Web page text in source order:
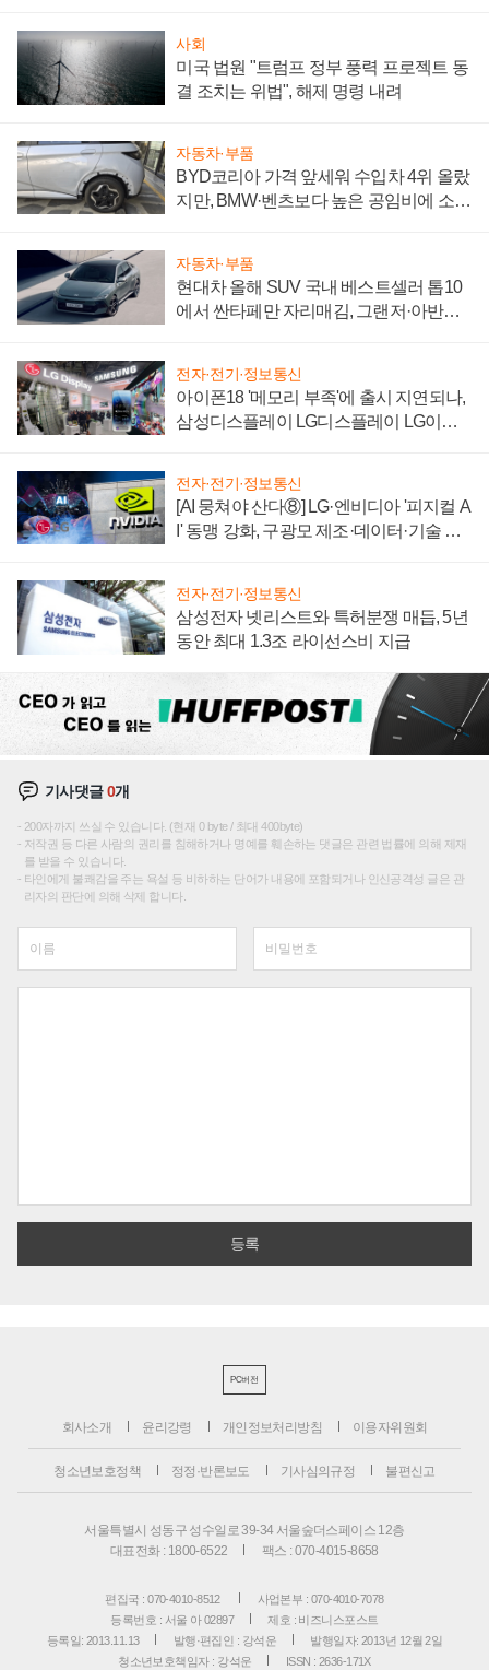
사회
미국 법원 "트럼프 정부 풍력 프로젝트 동
결 조치는 위법", 해제 명령 내려
자동차·부품
BYD코리아 가격 앞세워 수입차 4위 올랐
지만, BMW·벤츠보다 높은 공임비에 소비
자동차·부품
현대차 올해 SUV 국내 베스트셀러 톱10
에서 싼타페만 자리매김, 그랜저·아반떼
전자·전기·정보통신
아이폰18 '메모리 부족'에 출시 지연되나,
삼성디스플레이 LG디스플레이 LG이노
전자·전기·정보통신
[AI 뭉쳐야 산다⑧] LG·엔비디아 '피지컬 A
I' 동맹 강화, 구광모 제조·데이터·기술 결
전자·전기·정보통신
삼성전자 넷리스트와 특허분쟁 매듭, 5년
동안 최대 1.3조 라이선스비 지급
기사댓글0개
200자까지 쓰실 수 있습니다. (현재 0 byte / 최대 400byte)
저작권 등 다른 사람의 권리를 침해하거나 명예를 훼손하는 댓글은 관련 법률에 의해 제재
를 받을 수 있습니다.
타인에게 불쾌감을 주는 욕설 등 비하하는 단어가 내용에 포함되거나 인신공격성 글은 관
리자의 판단에 의해 삭제 합니다.
PC버전
회사소개 윤리강령 개인정보처리방침 이용자위원회
청소년보호정책 정정·반론보도 기사심의규정 불편신고
서울특별시 성동구 성수일로 39-34 서울숲더스페이스 12층
대표전화 : 1800-6522
팩스 : 070-4015-8658
편집국 : 070-4010-8512
사업본부 : 070-4010-7078
등록번호 : 서울 아 02897
제호 : 비즈니스포스트
등록일: 2013.11.13
발행·편집인 : 강석운
발행일자: 2013년 12월 2일
청소년보호책임자 : 강석운
ISSN : 2636-171X